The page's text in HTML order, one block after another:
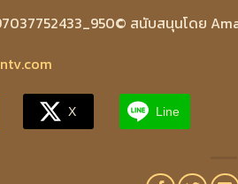
© สนับสนุนโดย
X Line